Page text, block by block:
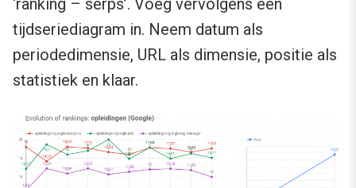
tijdseriediagram in. Neem datum als
periodedimensie, URL als dimensie, positie als
statistiek en klaar.